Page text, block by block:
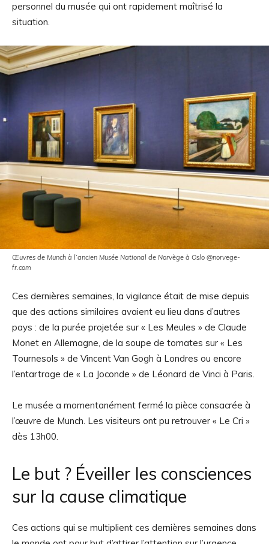
personnel du musée qui ont rapidement maîtrisé la
situation.
Œuvres de Munch à l’ancien Musée National de Norvège à Oslo @norvege-
fr.com
Ces dernières semaines, la vigilance était de mise depuis
que des actions similaires avaient eu lieu dans d’autres
pays : de la purée projetée sur « Les Meules » de Claude
Monet en Allemagne, de la soupe de tomates sur « Les
Tournesols » de Vincent Van Gogh à Londres ou encore
l’entartrage de « La Joconde » de Léonard de Vinci à Paris.
Le musée a momentanément fermé la pièce consacrée à
l’œuvre de Munch. Les visiteurs ont pu retrouver « Le Cri »
dès 13h00.
Le but ? Éveiller les consciences
sur la cause climatique
Ces actions qui se multiplient ces dernières semaines dans